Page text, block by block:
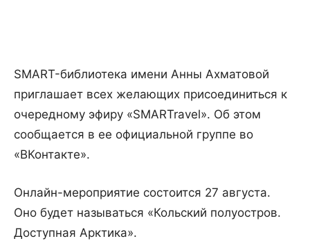
SMART-библиотека имени Анны Ахматовой
приглашает всех желающих присоединиться к
очередному эфиру «SMARTravel». Об этом
сообщается в ее официальной группе во
«ВКонтакте».
Онлайн-мероприятие состоится 27 августа.
Оно будет называться «Кольский полуостров.
Доступная Арктика».